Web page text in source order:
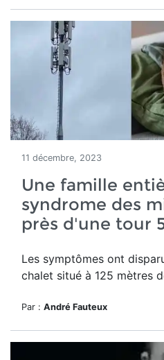
11 décembre, 2023
Une famille
syndrome des
près d'une tour
Les symptômes ont
chalet situé à 125 mètres
Par : André Fauteux